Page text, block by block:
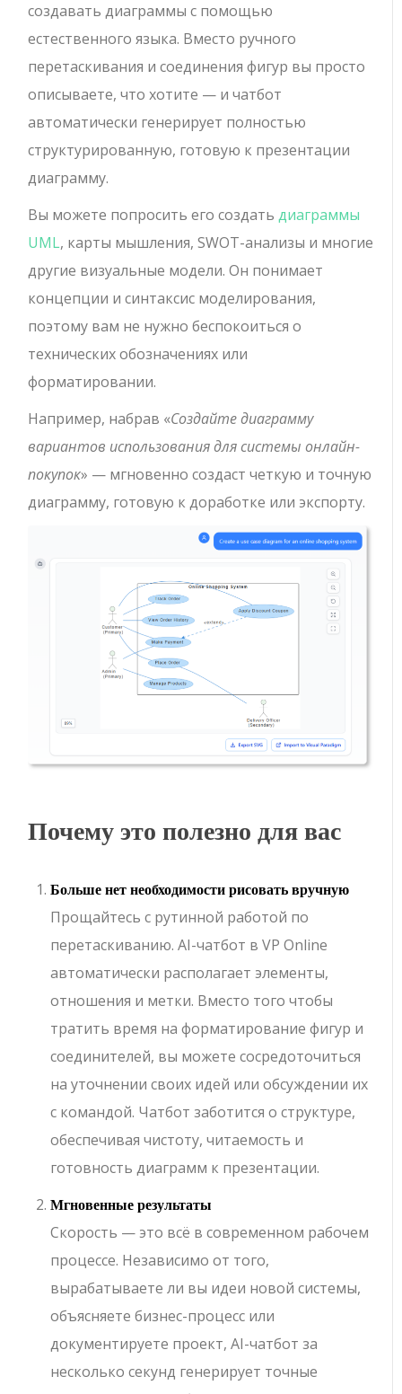
создавать диаграммы с помощью
естественного языка. Вместо ручного
перетаскивания и соединения фигур вы просто
описываете, что хотите — и чатбот
автоматически генерирует полностью
структурированную, готовую к презентации
диаграмму.
Вы можете попросить его создатьдиаграммы
UML, карты мышления, SWOT-анализы и многие
другие визуальные модели. Он понимает
концепции и синтаксис моделирования,
поэтому вам не нужно беспокоиться о
технических обозначениях или
форматировании.
Например, набрав «Создайте диаграмму
вариантов использования для системы онлайн-
покупок» — мгновенно создаст четкую и точную
диаграмму, готовую к доработке или экспорту.
Почему это полезно для вас
Больше нет необходимости рисовать вручную
Прощайтесь с рутинной работой по
перетаскиванию. AI-чатбот в VP Online
автоматически располагает элементы,
отношения и метки. Вместо того чтобы
тратить время на форматирование фигур и
соединителей, вы можете сосредоточиться
на уточнении своих идей или обсуждении их
с командой. Чатбот заботится о структуре,
обеспечивая чистоту, читаемость и
готовность диаграмм к презентации.
Мгновенные результаты
Скорость — это всё в современном рабочем
процессе. Независимо от того,
вырабатываете ли вы идеи новой системы,
объясняете бизнес-процесс или
документируете проект, AI-чатбот за
несколько секунд генерирует точные